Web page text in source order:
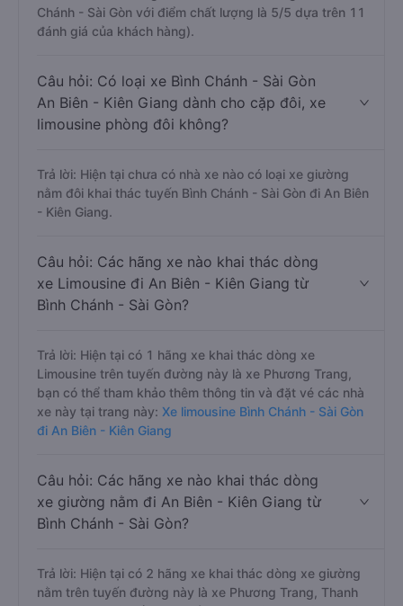
Chánh - Sài Gòn với điểm chất lượng là 5/5 dựa trên 11
đánh giá của khách hàng).
Câu hỏi: Có loại xe Bình Chánh - Sài Gòn
An Biên - Kiên Giang dành cho cặp đôi, xe
limousine phòng đôi không?
Trả lời: Hiện tại chưa có nhà xe nào có loại xe giường
nằm đôi khai thác tuyến Bình Chánh - Sài Gòn đi An Biên
- Kiên Giang.
Câu hỏi: Các hãng xe nào khai thác dòng
xe Limousine đi An Biên - Kiên Giang từ
Bình Chánh - Sài Gòn?
Trả lời: Hiện tại có 1 hãng xe khai thác dòng xe
Limousine trên tuyến đường này là xe Phương Trang,
bạn có thể tham khảo thêm thông tin và đặt vé các nhà
xe này tại trang này: Xe limousine Bình Chánh - Sài Gòn
đi An Biên - Kiên Giang
Câu hỏi: Các hãng xe nào khai thác dòng
xe giường nằm đi An Biên - Kiên Giang từ
Bình Chánh - Sài Gòn?
Trả lời: Hiện tại có 2 hãng xe khai thác dòng xe giường
nằm trên tuyến đường này là xe Phương Trang, Thanh